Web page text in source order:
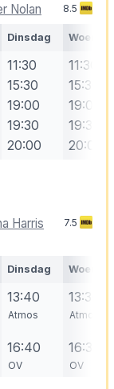
Nolan 8.5
Dinsdag
11:30
15:30
19:00
19:30
20:00
11:30
15:30
19:00
19:30
20:00
Harris
7.5
Dinsdag
13:40
Atmos
16:40
OV
13:30
Atmos
16:30
OV